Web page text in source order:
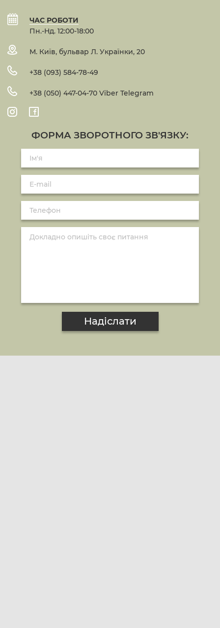
ЧАС РОБОТИ
Пн.-Нд. 12:00-18:00
М. Київ, бульвар Л. Українки, 20
+38 (093) 584-78-49
+38 (050) 447-04-70 Viber Telegram
ФОРМА ЗВОРОТНОГО ЗВ'ЯЗКУ:
Надіслати